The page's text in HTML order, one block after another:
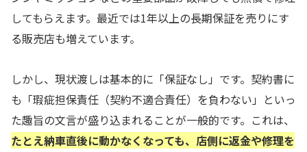
してもらえます。最近では1年以上の長期保証を売りにす
る販売店も増えています。
しかし、現状渡しは基本的に「保証なし」です。契約書に
も「瑕疵担保責任（契約不適合責任）を負わない」といっ
た趣旨の文言が盛り込まれることが一般的です。これは、
たとえ納車直後に動かなくなっても、店側に返金や修理を